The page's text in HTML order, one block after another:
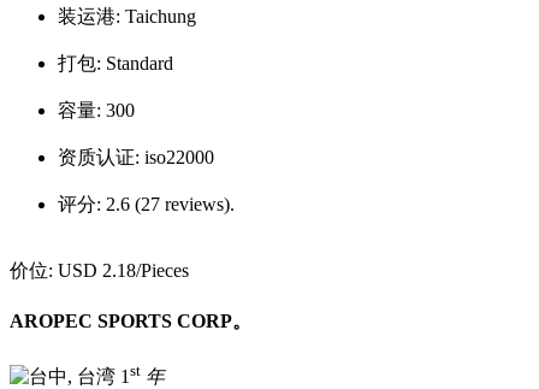
装运港: Taichung
打包: Standard
容量: 300
资质认证: iso22000
评分: 2.6 (27 reviews).
价位: USD 2.18/Pieces
AROPEC SPORTS CORP。
1 st 年